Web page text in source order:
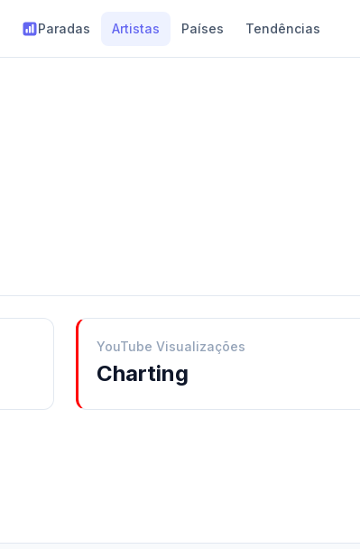
Paradas Artistas Países Tendências
YouTube Visualizações
Charting